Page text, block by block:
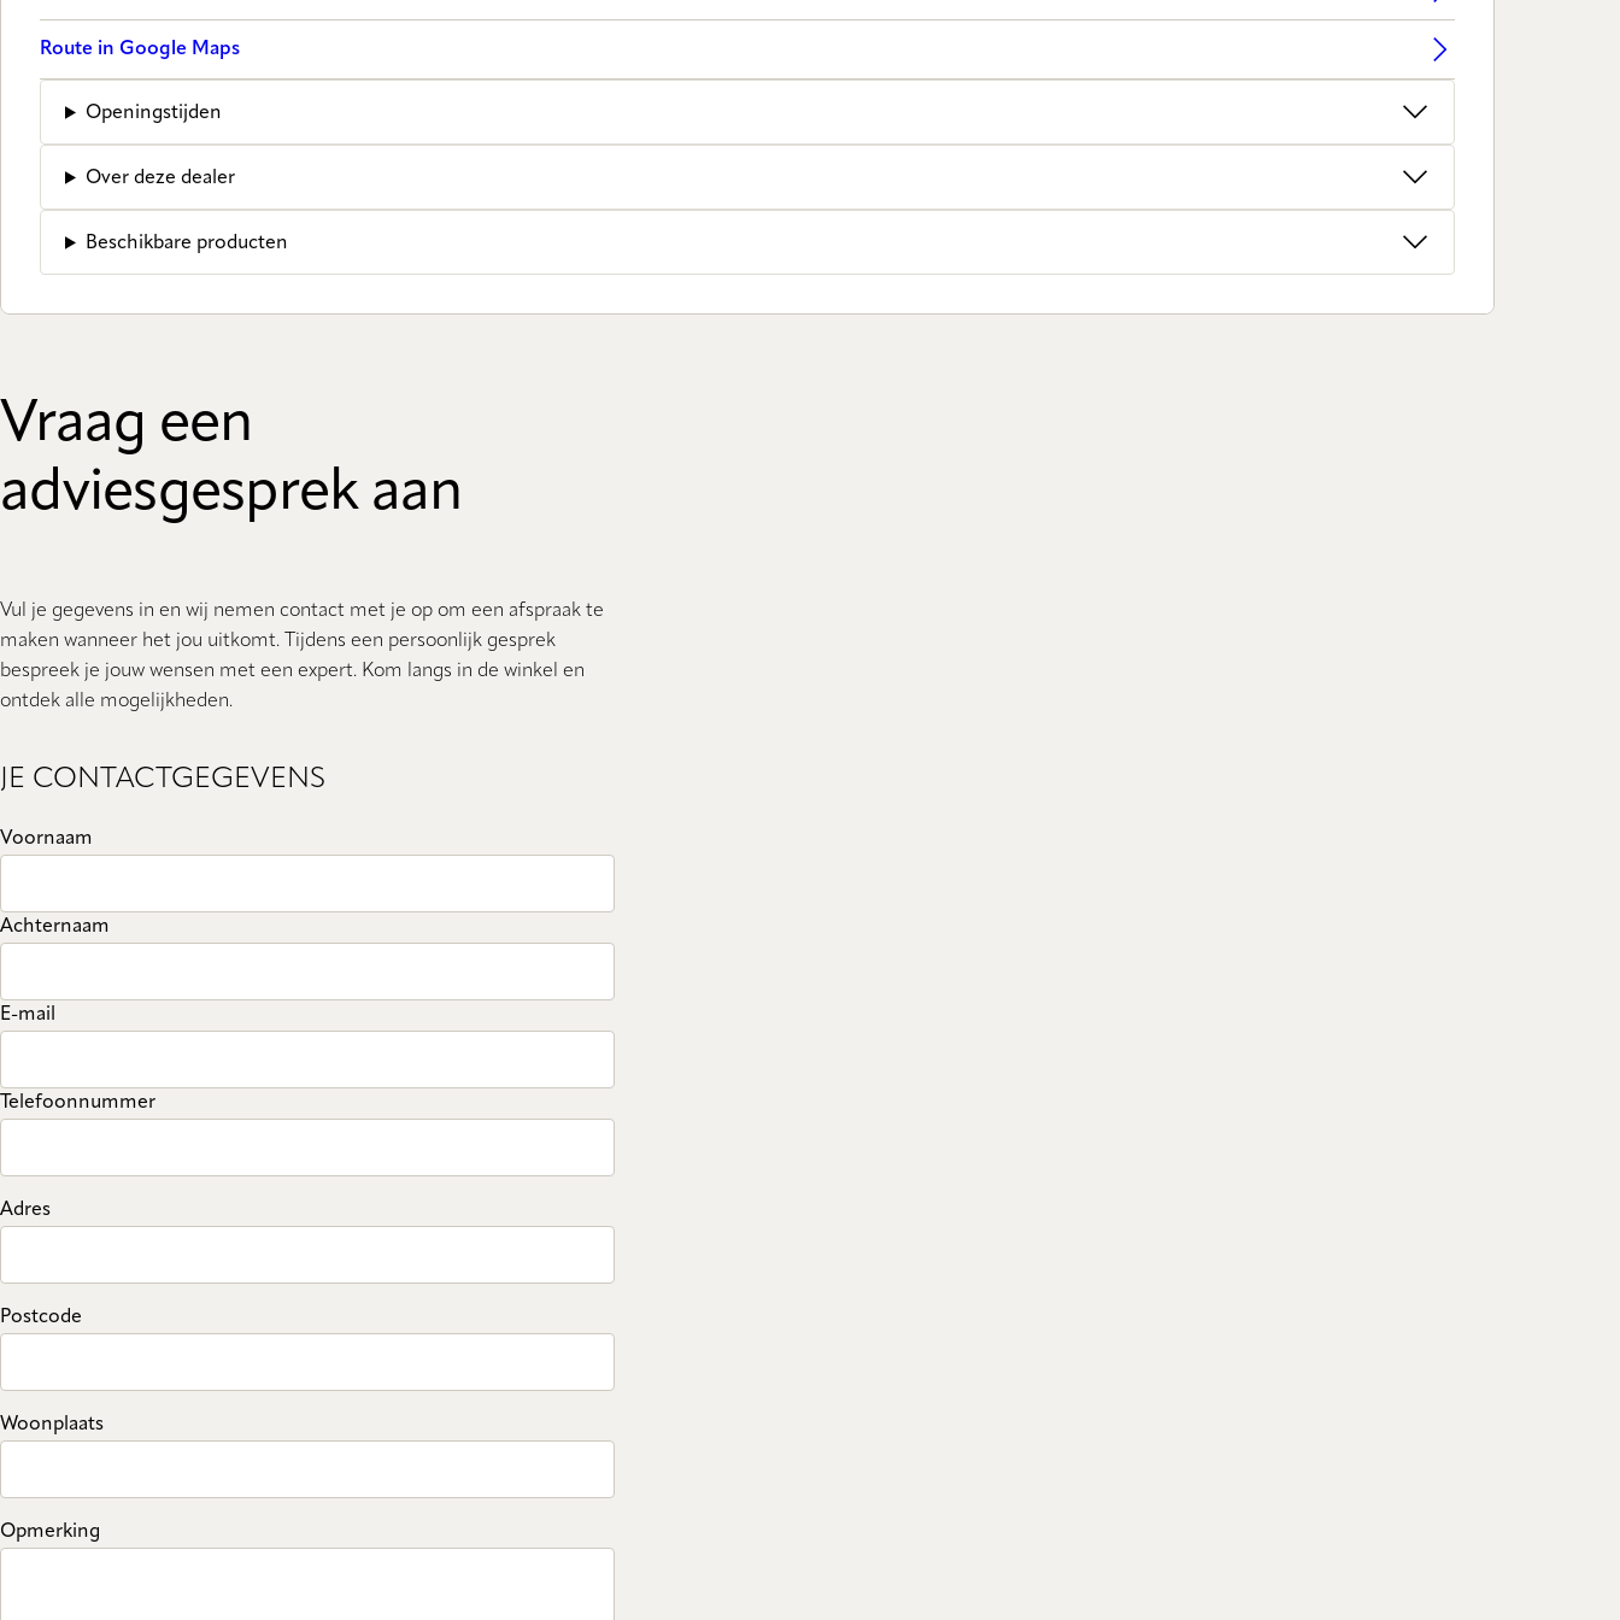
Route in Google Maps
Openingstijden
Over deze dealer
Beschikbare producten
Vraag een
adviesgesprek aan
Vul je gegevens in en wij nemen contact met je op om een afspraak te
maken wanneer het jou uitkomt. Tijdens een persoonlijk gesprek
bespreek je jouw wensen met een expert. Kom langs in de winkel en
ontdek alle mogelijkheden.
JE CONTACTGEGEVENS
Voornaam
Achternaam
E-mail
Telefoonnummer
Adres
Postcode
Woonplaats
Opmerking